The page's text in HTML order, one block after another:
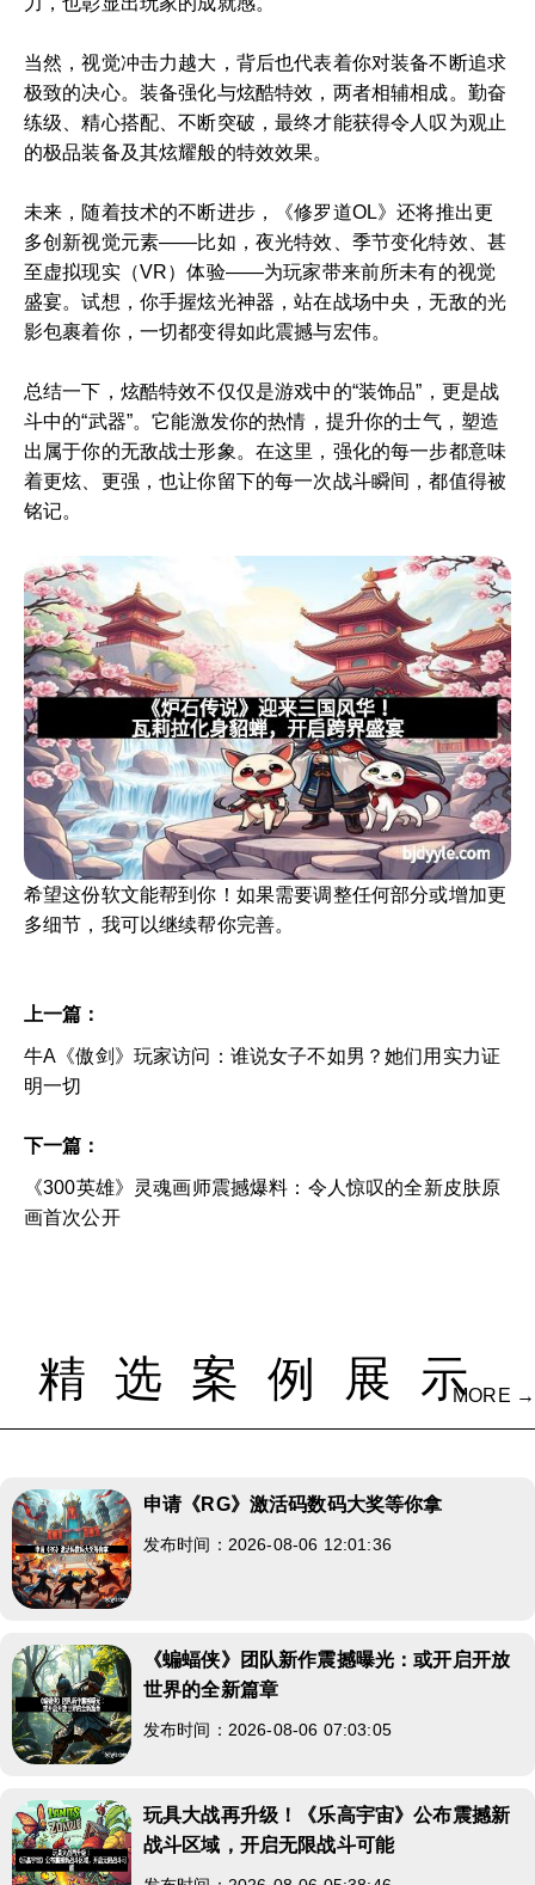
当然，视觉冲击力越大，背后也代表着你对装备不断追求
极致的决心。装备强化与炫酷特效，两者相辅相成。勤奋
练级、精心搭配、不断突破，最终才能获得令人叹为观止
的极品装备及其炫耀般的特效效果。
未来，随着技术的不断进步，《修罗道OL》还将推出更
多创新视觉元素——比如，夜光特效、季节变化特效、甚
至虚拟现实（VR）体验——为玩家带来前所未有的视觉
盛宴。试想，你手握炫光神器，站在战场中央，无敌的光
影包裹着你，一切都变得如此震撼与宏伟。
总结一下，炫酷特效不仅仅是游戏中的“装饰品”，更是战
斗中的“武器”。它能激发你的热情，提升你的士气，塑造
出属于你的无敌战士形象。在这里，强化的每一步都意味
着更炫、更强，也让你留下的每一次战斗瞬间，都值得被
铭记。
希望这份软文能帮到你！如果需要调整任何部分或增加更
多细节，我可以继续帮你完善。
上一篇：
牛A《傲剑》玩家访问：谁说女子不如男？她们用实力证
明一切
下一篇：
《300英雄》灵魂画师震撼爆料：令人惊叹的全新皮肤原
画首次公开
精选案例展示MORE →
申请《RG》激活码数码大奖等你拿
发布时间：2026-08-06 12:01:36
《蝙蝠侠》团队新作震撼曝光：或开启开放
世界的全新篇章
发布时间：2026-08-06 07:03:05
玩具大战再升级！《乐高宇宙》公布震撼新
战斗区域，开启无限战斗可能